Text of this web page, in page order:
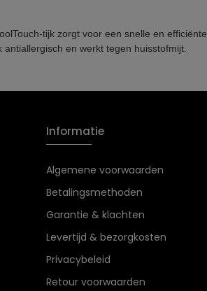
tijk zorgt voor een snelle en efficiënte
en werkt tegen huisstofmijt.
Informatie
Algemene voorwaarden
Betalingsmethoden
Garantie & klachten
Levertijd & bezorgkosten
Privacybeleid
Retour voorwaarden